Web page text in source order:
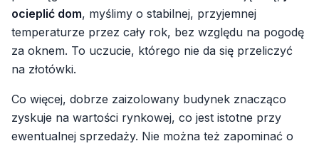
ocieplić dom, myślimy o stabilnej, przyjemnej
temperaturze przez cały rok, bez względu na pogodę
za oknem. To uczucie, którego nie da się przeliczyć
na złotówki.
Co więcej, dobrze zaizolowany budynek znacząco
zyskuje na wartości rynkowej, co jest istotne przy
ewentualnej sprzedaży. Nie można też zapominać o